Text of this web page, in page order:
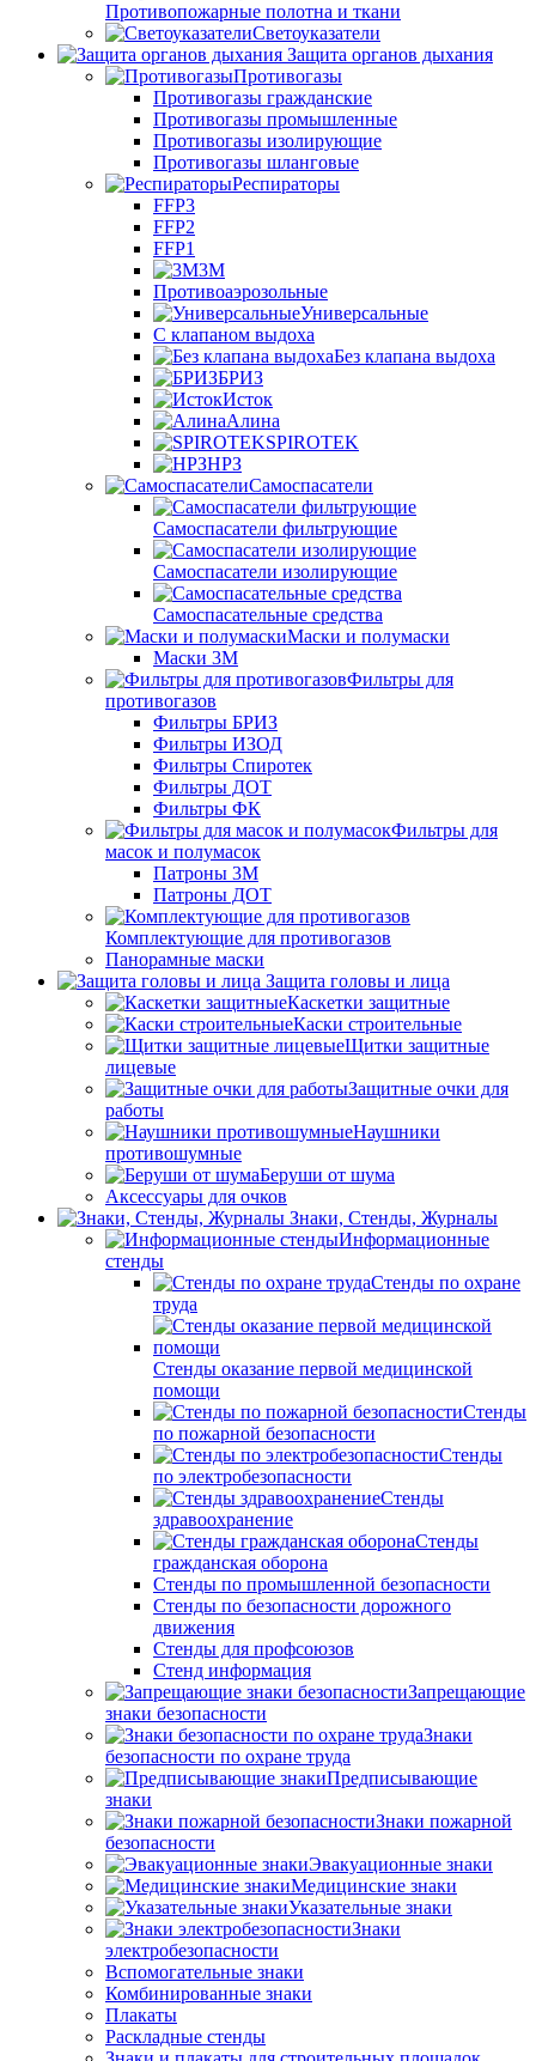
Противопожарные полотна и ткани
Светоуказатели
Защита органов дыхания
Противогазы
Противогазы гражданские
Противогазы промышленные
Противогазы изолирующие
Противогазы шланговые
Респираторы
FFP3
FFP2
FFP1
3М
Противоаэрозольные
Универсальные
С клапаном выдоха
Без клапана выдоха
БРИЗ
Исток
Алина
SPIROTEK
НРЗ
Самоспасатели
Самоспасатели фильтрующие
Самоспасатели изолирующие
Самоспасательные средства
Маски и полумаски
Маски 3М
Фильтры для
противогазов
Фильтры БРИЗ
Фильтры ИЗОД
Фильтры Спиротек
Фильтры ДОТ
Фильтры ФК
Фильтры для
масок и полумасок
Патроны 3М
Патроны ДОТ
Комплектующие для противогазов
Панорамные маски
Защита головы и лица
Каскетки защитные
Каски строительные
Щитки защитные
лицевые
Защитные очки для
работы
Наушники
противошумные
Беруши от шума
Аксессуары для очков
Знаки, Стенды, Журналы
Информационные
стенды
Стенды по охране
труда
Стенды оказание первой медицинской
помощи
Стенды
по пожарной безопасности
Стенды
по электробезопасности
Стенды
здравоохранение
Стенды
гражданская оборона
Стенды по промышленной безопасности
Стенды по безопасности дорожного
движения
Стенды для профсоюзов
Стенд информация
Запрещающие
знаки безопасности
Знаки
безопасности по охране труда
Предписывающие
знаки
Знаки пожарной
безопасности
Эвакуационные знаки
Медицинские знаки
Указательные знаки
Знаки
электробезопасности
Вспомогательные знаки
Комбинированные знаки
Плакаты
Раскладные стенды